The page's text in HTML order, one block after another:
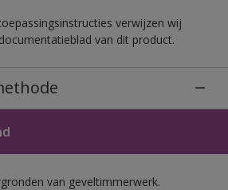
verwijzen wij
van dit product.
van geveltimmerwerk.